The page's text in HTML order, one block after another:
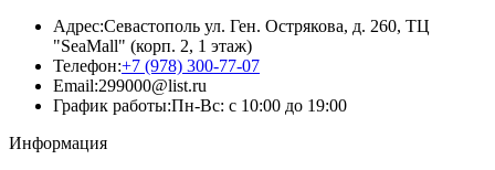
Адрес:Севастополь ул. Ген. Острякова, д. 260, ТЦ
"SeaMall" (корп. 2, 1 этаж)
Телефон:+7 (978) 300-77-07
Email:299000@list.ru
График работы:Пн-Вс: с 10:00 до 19:00
Информация